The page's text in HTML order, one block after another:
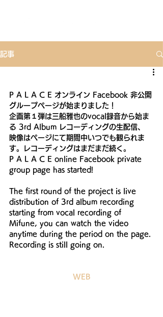
記事
P A L A C E オンライン Facebook 非公開
グループページが始まりました！
企画第１弾は三船雅也のvocal録音から始ま
る 3rd Album レコーディングの生配信、
映像はページにて期間中いつでも観られま
す。レコーディングはまだまだ続く。
P A L A C E online Facebook private
group page has started!
The first round of the project is live
distribution of 3rd album recording
starting from vocal recording of
Mifune, you can watch the video
anytime during the period on the page.
Recording is still going on.
WEB